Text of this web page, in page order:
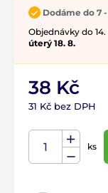
Dodáme do 7
Objednávky do
úterý 18. 8.
38 Kč
31 Kč bez DPH
ks